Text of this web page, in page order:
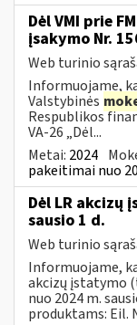
Dėl VMI prie
įsakymo Nr.
Web turinio
Informuojame,
Valstybinės
Respublikos
VA-26 „Dėl...
Metai: 2024
pakeitimai nuo
Dėl LR akcizų
sausio 1 d.
Web turinio
Informuojame,
akcizų įstatymo
nuo 2024 m.
produktams: Eil.